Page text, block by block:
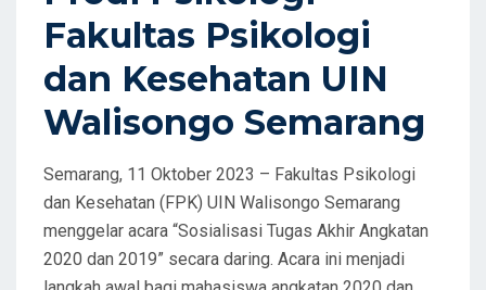
Fakultas Psikologi
dan Kesehatan UIN
Walisongo Semarang
Semarang, 11 Oktober 2023 – Fakultas Psikologi
dan Kesehatan (FPK) UIN Walisongo Semarang
menggelar acara “Sosialisasi Tugas Akhir Angkatan
2020 dan 2019” secara daring. Acara ini menjadi